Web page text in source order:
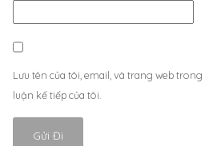
Lưu tên của tôi, email, và trang web
luận kế tiếp của tôi.